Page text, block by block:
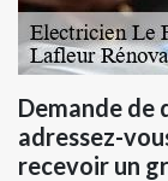
Demande de
adressez-
recevoir un